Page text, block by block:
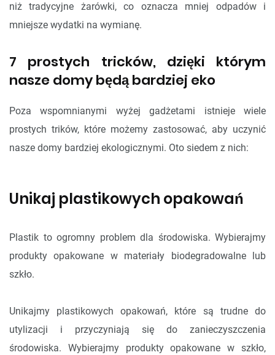
niż tradycyjne żarówki, co oznacza mniej odpadów i
mniejsze wydatki na wymianę.
7 prostych tricków, dzięki którym
nasze domy będą bardziej eko
Poza wspomnianymi wyżej gadżetami istnieje wiele
prostych trików, które możemy zastosować, aby uczynić
nasze domy bardziej ekologicznymi. Oto siedem z nich:
Unikaj plastikowych opakowań
Plastik to ogromny problem dla środowiska. Wybierajmy
produkty opakowane w materiały biodegradowalne lub
szkło.
Unikajmy plastikowych opakowań, które są trudne do
utylizacji i przyczyniają się do zanieczyszczenia
środowiska. Wybierajmy produkty opakowane w szkło,